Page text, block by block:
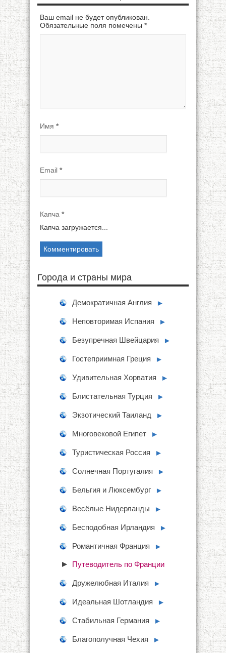
Ваш email не будет опубликован.
Обязательные поля помечены *
Имя *
Email *
Капча *
Капча загружается...
Города и страны мира
Демократичная Англия ►
Неповторимая Испания ►
Безупречная Швейцария ►
Гостеприимная Греция ►
Удивительная Хорватия ►
Блистательная Турция ►
Экзотический Таиланд ►
Многовековой Египет ►
Туристическая Россия ►
Солнечная Португалия ►
Бельгия и Люксембург ►
Весёлые Нидерланды ►
Бесподобная Ирландия ►
Романтичная Франция ►
Путеводитель по Франции
Дружелюбная Италия ►
Идеальная Шотландия ►
Стабильная Германия ►
Благополучная Чехия ►